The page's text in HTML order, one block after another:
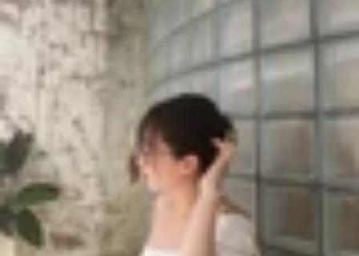
Thủ thuật
Tin Mới
Đánh Giá - Trên Tay
Khuyến
Thủ thuật Thông báoKhách
hàng - Sự kiện
Hướng dẫn cách hủy đơn hàng
Temu chi tiết và đơn giản nhất
Triệu Vy
Ngày đăng: 05/11/2024
Cập nhật:
05/11/2024
Theo dõi XTMobile trên